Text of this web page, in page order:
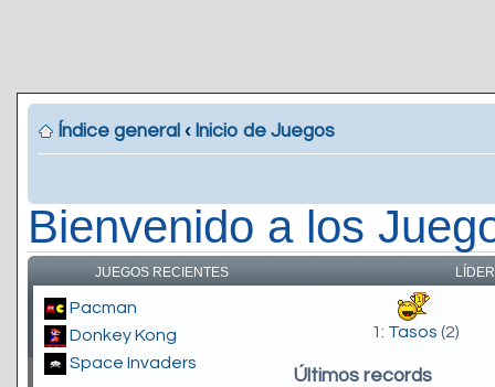
Índice general ‹ Inicio de Juegos
Bienvenido a los
JUEGOS RECIENTES
Pacman
Donkey Kong
Space Invaders
1: Tasos (2)
Últimos records